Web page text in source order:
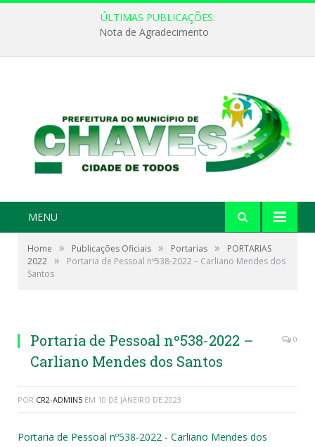
ÚLTIMAS PUBLICAÇÕES:
Nota de Agradecimento
MENU
Home » Publicações Oficiais » Portarias »
PORTARIAS
2022 »
Portaria de Pessoal nº538-2022 – Carliano Mendes dos
Santos
Portaria de Pessoal nº538-2022 –
Carliano Mendes dos Santos
0
POR CR2-ADMIN5 EM 10 DE JANEIRO DE 2023
Portaria de Pessoal nº538-2022 - Carliano Mendes dos